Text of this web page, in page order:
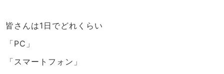
皆さんは1日でどれくらい
「PC」
「スマートフォン」